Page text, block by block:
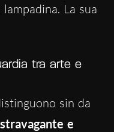
La sua
tra arte e
sin da
e